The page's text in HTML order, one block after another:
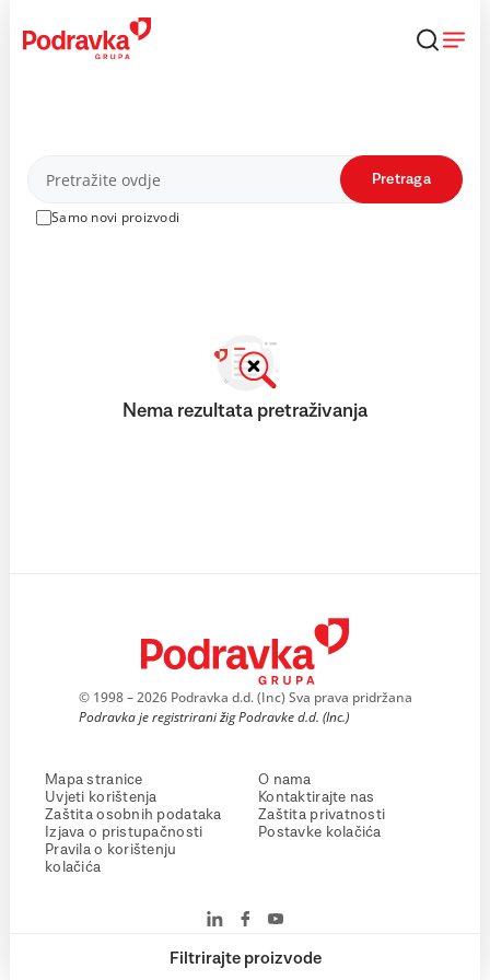
content
Proizvodi
Samo novi proizvodi
Pretraga
Filtrirajte proizvode
Nema rezultata pretraživanja
© 1998 – 2026 Podravka d.d. (Inc) Sva prava pridržana
Podravka je registrirani žig Podravke d.d. (Inc.)
Mapa stranice
Uvjeti korištenja
Zaštita osobnih podataka
Izjava o pristupačnosti
Pravila o korištenju
kolačića
O nama
Kontaktirajte nas
Zaštita privatnosti
Postavke kolačića